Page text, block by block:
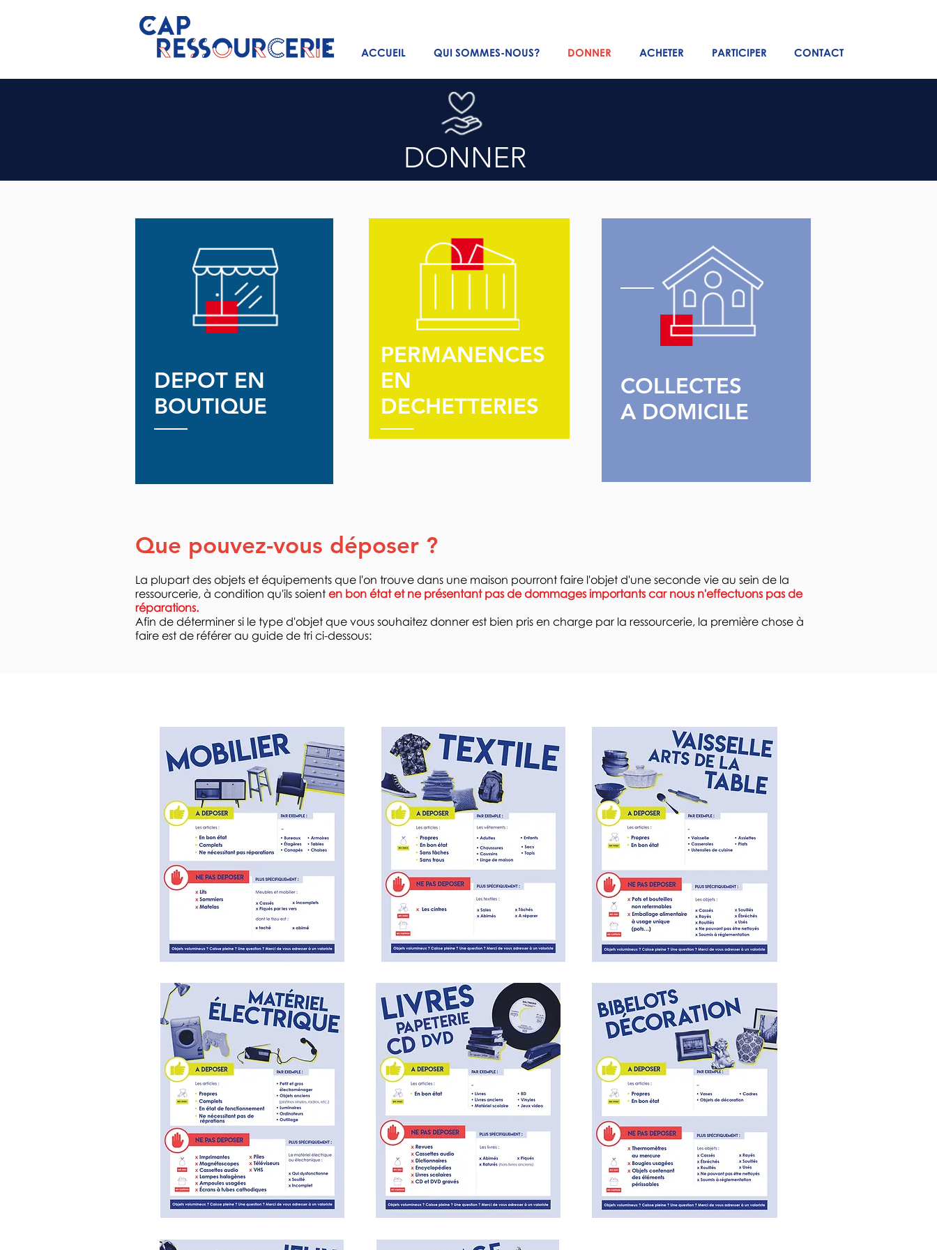
ACCUEIL QUI SOMMES-NOUS? DONNER ACHETER PARTICIPER CONTACT
DONNER
DEPOT EN
BOUTIQUE
PERMANENCES
EN
DECHETTERIES
COLLECTES
A DOMICILE
Que pouvez-vous déposer ?
La plupart des objets et équipements que l'on trouve dans une maison pourront faire l'objet d'une seconde vie au sein de la
ressourcerie, à condition qu'ils soient en bon état et ne présentant pas de dommages importants car nous n'effectuons pas de
réparations.
Afin de déterminer si le type d'objet que vous souhaitez donner est bien pris en charge par la ressourcerie, la première chose à
faire est de référer au guide de tri ci-dessous: